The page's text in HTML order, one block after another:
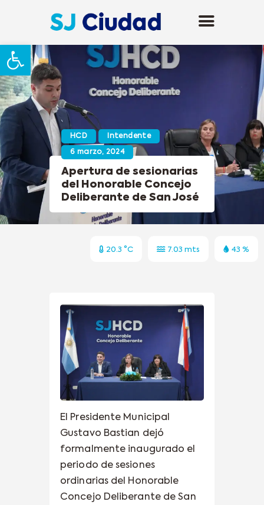
Abrir barra de herramientas
HCD Intendente
6 marzo, 2024
Apertura de sesionarias
del Honorable Concejo
Deliberante de San José
20.3 °C 7.03 mts 43 %
El Presidente Municipal
Gustavo Bastian dejó
formalmente inaugurado el
periodo de sesiones
ordinarias del Honorable
Concejo Deliberante de San